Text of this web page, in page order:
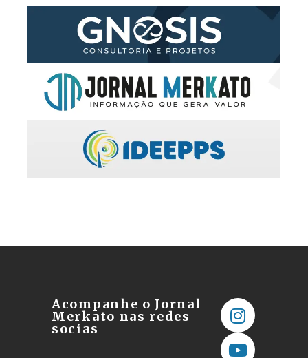
Acompanhe o Jornal
Merkato nas redes
socias